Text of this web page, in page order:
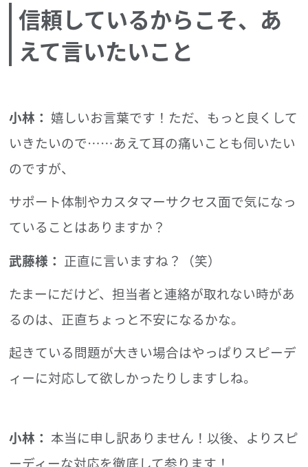
信頼しているからこそ、あ
えて言いたいこと
小林： 嬉しいお言葉です！ただ、もっと良くして
いきたいので……あえて耳の痛いことも伺いたい
のですが、
サポート体制やカスタマーサクセス面で気になっ
ていることはありますか？
武藤様： 正直に言いますね？（笑）
たまーにだけど、担当者と連絡が取れない時があ
るのは、正直ちょっと不安になるかな。
起きている問題が大きい場合はやっぱりスピーデ
ィーに対応して欲しかったりしますしね。
小林： 本当に申し訳ありません！以後、よりスピ
ーディーな対応を徹底して参ります！